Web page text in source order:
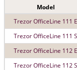
Model
Trezor OfficeLine 111 E
Trezor OfficeLine 111 S
Trezor OfficeLine 112 E
Trezor OfficeLine 112 S